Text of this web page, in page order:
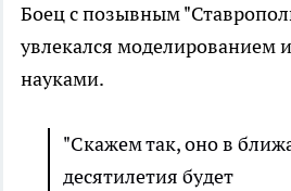
Боец с позывным
увлекался моделированием
науками.
"Скажем так, оно в
десятилетия будет